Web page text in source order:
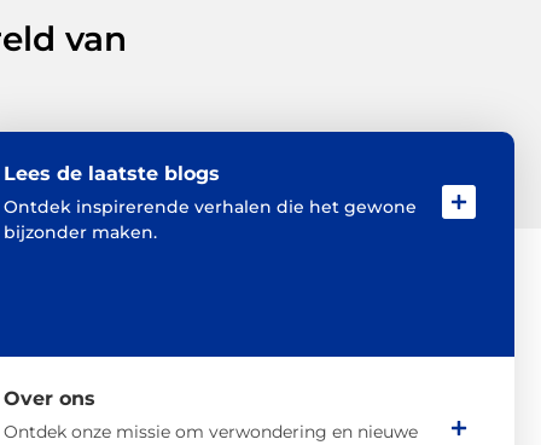
van
Lees de laatste blogs
Ontdek inspirerende verhalen die het gewone
bijzonder maken.
Over ons
Ontdek onze missie om verwondering en nieuwe